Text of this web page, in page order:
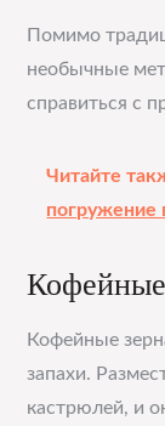
Помимо
необычные
справиться с
Читайте
погружение
Кофейные
запахи.
кастрюлей, и